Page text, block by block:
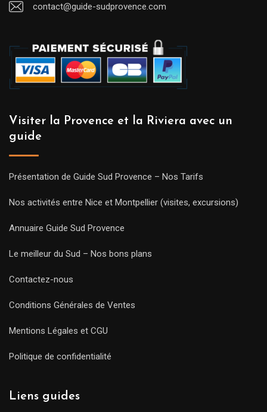
contact@guide-sudprovence.com
Visiter la Provence et la Riviera avec un
guide
Présentation de Guide Sud Provence – Nos Tarifs
Nos activités entre Nice et Montpellier (visites, excursions)
Annuaire Guide Sud Provence
Le meilleur du Sud – Nos bons plans
Contactez-nous
Conditions Générales de Ventes
Mentions Légales et CGU
Politique de confidentialité
Liens guides